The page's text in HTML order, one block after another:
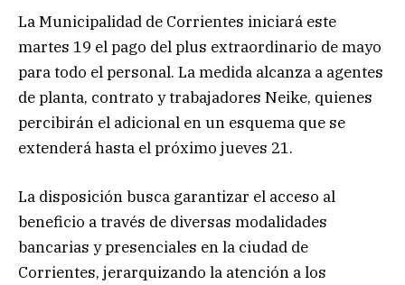
La Municipalidad de Corrientes iniciará este
martes 19 el pago del plus extraordinario de mayo
para todo el personal. La medida alcanza a agentes
de planta, contrato y trabajadores Neike, quienes
percibirán el adicional en un esquema que se
extenderá hasta el próximo jueves 21.
La disposición busca garantizar el acceso al
beneficio a través de diversas modalidades
bancarias y presenciales en la ciudad de
Corrientes, jerarquizando la atención a los